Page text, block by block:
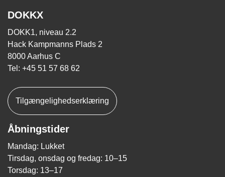
DOKKX
DOKK1, niveau 2.2
Hack Kampmanns Plads 2
8000 Aarhus C
Tel: +45 51 57 68 62
Tilgængelighedserklæring
Åbningstider
Mandag: Lukket
Tirsdag, onsdag og fredag: 10–15
Torsdag: 13–17